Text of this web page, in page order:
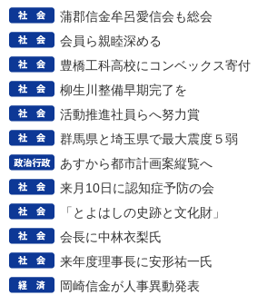
蒲郡信金牟呂愛信会も総会
会員ら親睦深める
豊橋工科高校にコンベックス寄付
柳生川整備早期完了を
活動推進社員らへ努力賞
群馬県と埼玉県で最大震度５弱
あすから都市計画案縦覧へ
来月10日に認知症予防の会
「とよはしの史跡と文化財」
会長に中林衣梨氏
来年度理事長に安形祐一氏
岡崎信金が人事異動発表